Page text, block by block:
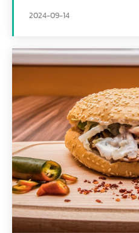
2024-09-14